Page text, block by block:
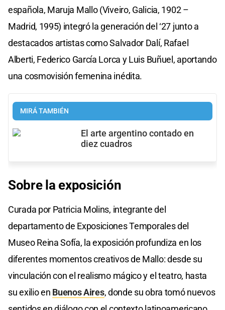
española, Maruja Mallo (Viveiro, Galicia, 1902 –
Madrid, 1995) integró la generación del ‘27 junto a
destacados artistas como Salvador Dalí, Rafael
Alberti, Federico García Lorca y Luis Buñuel, aportando
una cosmovisión femenina inédita.
MIRÁ TAMBIÉN
El arte argentino contado en
diez cuadros
Sobre la exposición
Curada por Patricia Molins, integrante del
departamento de Exposiciones Temporales del
Museo Reina Sofía, la exposición profundiza en los
diferentes momentos creativos de Mallo: desde su
vinculación con el realismo mágico y el teatro, hasta
su exilio en Buenos Aires, donde su obra tomó nuevos